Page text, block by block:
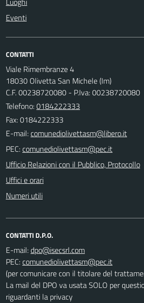
Eventi
CONTATTI
Viale Rimembranze 4
18030 Olivetta San Michele (Im)
C.F. 00238720080 - P.Iva: 00238720080
Telefono:0184222333
Fax: 0184222333
E-mail:
PEC:
Ufficio Relazioni con il Pubblico, Protocollo
Uffici e orari
Numeri utili
CONTATTI D.P.O.
E-mail:
PEC:
(per comunicare con il titolare del
La mail del DPO va usata SOLO per
riguardanti la privacy